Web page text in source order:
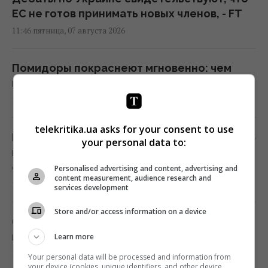
ЕС не готов принимать новых членов, - FT
11:46 пятница, 07 августа 2026
Помидоры покраснеют мгновенно: чем
полить кусты для быстрого созревания
Испания отчеканила памятную серебряную
монету в честь триумфа сборной по
футболу (фото)
11:42 пятница, 07 августа 2026
687 тысяч солнечных панелей помогли
городу пережить три урагана
11:42 пятница, 07 августа 2026
telekritika.ua asks for your consent to use
your personal data to:
Personalised advertising and content, advertising and
content measurement, audience research and
services development
Store and/or access information on a device
Learn more
Your personal data will be processed and information from